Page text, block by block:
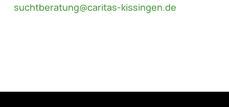
suchtberatung@caritas-kissingen.de